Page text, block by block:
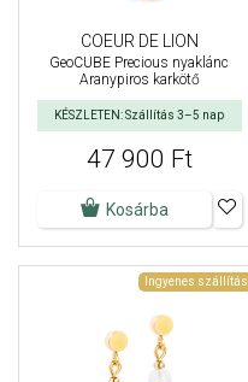
COEUR DE LION
GeoCUBE Precious nyaklánc
Aranypiros karkötő
KÉSZLETEN: Szállítás 3–5 nap
47 900 Ft
Kosárba
Ingyenes szállítás